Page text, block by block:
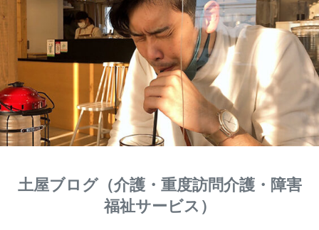
土屋ブログ（介護・重度訪問介護・障害
福祉サービス）